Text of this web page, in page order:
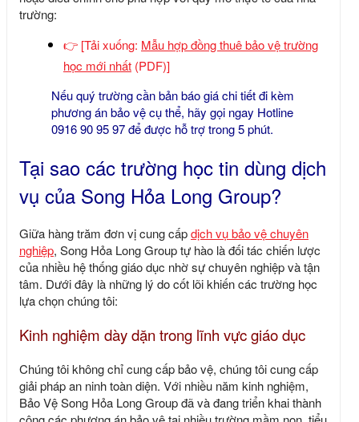
trường:
👉 [Tải xuống: Mẫu hợp đồng thuê bảo vệ trường
học mới nhất (PDF)]
Nếu quý trường cần bản báo giá chi tiết đi kèm
phương án bảo vệ cụ thể, hãy gọi ngay Hotline
0916 90 95 97để được hỗ trợ trong 5 phút.
Tại sao các trường học tin dùng dịch
vụ của Song Hỏa Long Group?
Giữa hàng trăm đơn vị cung cấpdịch vụ bảo vệ chuyên
nghiệp, Song Hỏa Long Grouptự hào là đối tác chiến lược
của nhiều hệ thống giáo dục nhờ sự chuyên nghiệp và tận
tâm. Dưới đây là những lý do cốt lõi khiến các trường học
lựa chọn chúng tôi:
Kinh nghiệm dày dặn trong lĩnh vực giáo dục
Chúng tôi không chỉ cung cấp bảo vệ, chúng tôi cung cấp
giải pháp an ninh toàn diện. Với nhiều năm kinh nghiệm,
Bảo Vệ Song Hỏa Long Groupđã và đang triển khai thành